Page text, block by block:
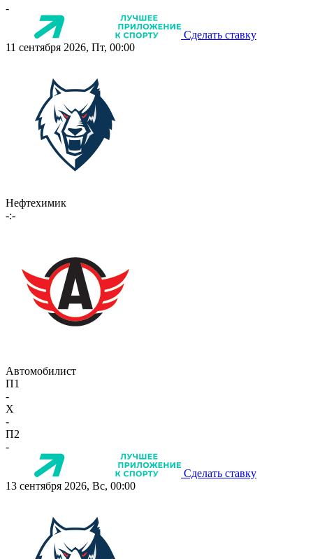
-
Сделать ставку
11 сентября 2026, Пт, 00:00
Нефтехимик
-:-
Автомобилист
П1
-
X
-
П2
-
Сделать ставку
13 сентября 2026, Вс, 00:00